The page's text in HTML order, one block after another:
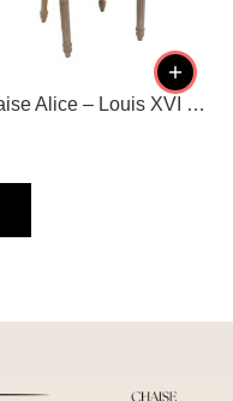
Chaise Alice – Louis XVI – Dossier cannage